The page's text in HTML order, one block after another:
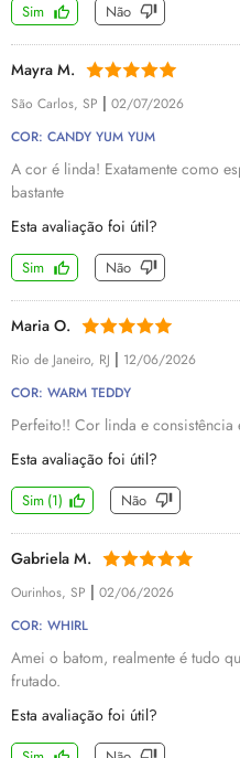
Sim Não
Mayra M.
São Carlos, SP | 02/07/2026
COR: CANDY YUM YUM
A cor é linda! Exatamente como
bastante
Esta avaliação foi útil?
Sim Não
Maria O.
Rio de Janeiro, RJ | 12/06/2026
COR: WARM TEDDY
Perfeito!! Cor linda e consistência
Esta avaliação foi útil?
Sim (1) Não
Gabriela M.
Ourinhos, SP | 02/06/2026
COR: WHIRL
Amei o batom, realmente é tudo
frutado.
Esta avaliação foi útil?